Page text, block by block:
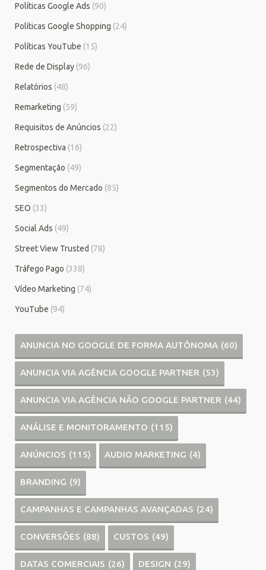
Políticas Google Ads (90)
Políticas Google Shopping (24)
Políticas YouTube (15)
Rede de Display (96)
Relatórios (48)
Remarketing (59)
Requisitos de Anúncios (22)
Retrospectiva (16)
Segmentação (49)
Segmentos do Mercado (85)
SEO (33)
Social Ads (49)
Street View Trusted (78)
Tráfego Pago (338)
Vídeo Marketing (74)
YouTube (94)
ANUNCIA NO GOOGLE DE FORMA AUTÔNOMA (60)
ANUNCIA VIA AGÊNCIA GOOGLE PARTNER (53)
ANUNCIA VIA AGÊNCIA NÃO GOOGLE PARTNER (44)
ANÁLISE E MONITORAMENTO (115)
ANÚNCIOS (115) AUDIO MARKETING (4)
BRANDING (9)
CAMPANHAS E CAMPANHAS AVANÇADAS (24)
CONVERSÕES (88) CUSTOS (49)
DATAS COMERCIAIS (26) DESIGN (29)